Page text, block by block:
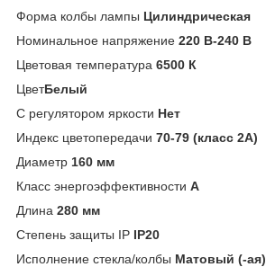
Форма колбы лампы Цилиндрическая
Номинальное напряжение 220 В-240 В
Цветовая температура 6500 К
ЦветБелый
С регулятором яркости Нет
Индекс цветопередачи 70-79 (класс 2А)
Диаметр 160 мм
Класс энергоэффективности A
Длина 280 мм
Степень защиты IP IP20
Исполнение стекла/колбы Матовый (-ая)